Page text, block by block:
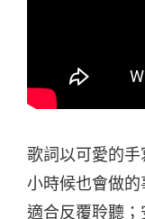
歌詞以可愛的
小時候也會做的
適合反覆聆聽